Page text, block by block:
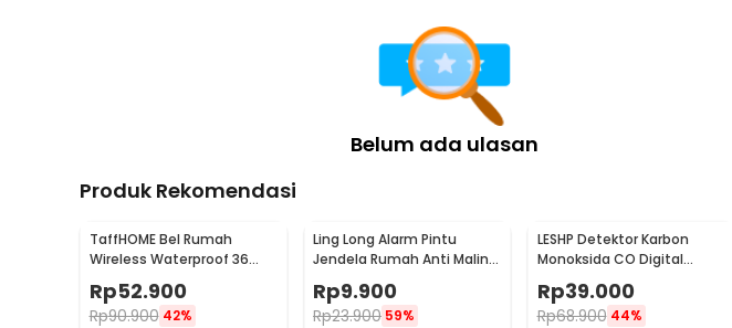
Belum ada ulasan
Produk Rekomendasi
TaffHOME Bel Rumah
Wireless Waterproof 36
Tunes Doorbell - FK-D009
Rp52.900
Rp90.900 42%
Ling Long Alarm Pintu
Jendela Rumah Anti Maling
Door Alarm Sensor 90dB -
YL-323
Rp9.900
Rp23.900 59%
LESHP Detektor Karbon
Monoksida CO Digital
Alarm 85dB Sensor Gas
Rumah - EN502
Rp39.000
Rp68.900 44%